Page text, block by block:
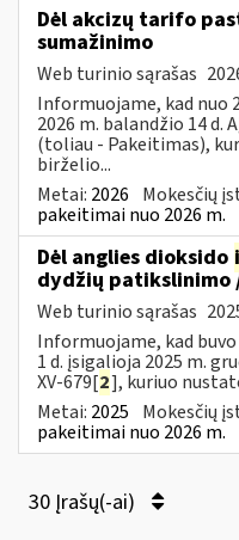
Dėl akcizų tarifo
sumažinimo
Web turinio sąrašas
Informuojame, kad nuo
2026 m. balandžio 14 d.
(toliau - Pakeitimas),
birželio...
Metai: 2026 Mokesčių
pakeitimai nuo 2026 m.
Dėl anglies dioksido
dydžių patikslinimo
Web turinio sąrašas
Informuojame, kad
1 d. įsigalioja 2025 m.
XV-679[2], kuriuo
Metai: 2025 Mokesčių
pakeitimai nuo 2026 m.
30 Įrašų(-ai)